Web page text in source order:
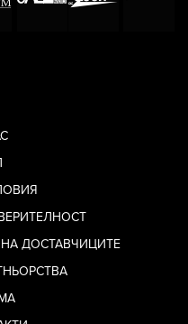
ДОСТАВЧИЦИТЕ